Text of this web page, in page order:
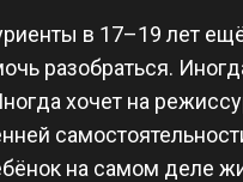
в 17–19 лет
разобраться.
хочет на
на самом деле